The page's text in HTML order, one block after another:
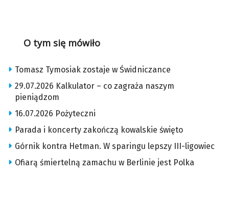
O tym się mówiło
Tomasz Tymosiak zostaje w Świdniczance
29.07.2026 Kalkulator – co zagraża naszym
pieniądzom
16.07.2026 Pożyteczni
Parada i koncerty zakończą kowalskie święto
Górnik kontra Hetman. W sparingu lepszy III-ligowiec
Ofiarą śmiertelną zamachu w Berlinie jest Polka